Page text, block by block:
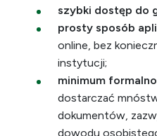
szybki dostęp do
prosty sposób
online, bez
instytucji;
minimum
dostarczać
dokumentów,
dowodu